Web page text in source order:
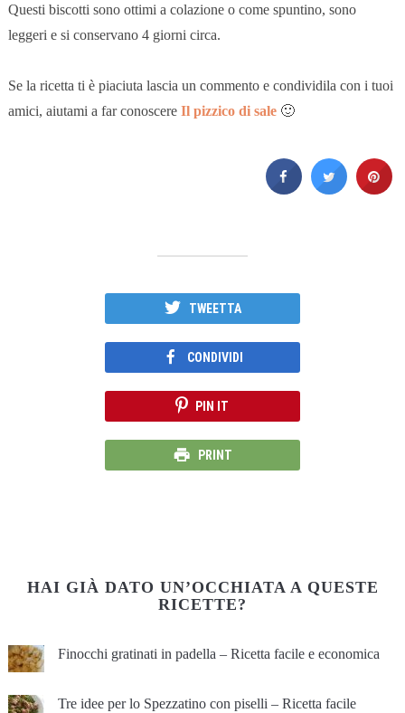
Questi biscotti sono ottimi a colazione o come spuntino, sono
leggeri e si conservano 4 giorni circa.
Se la ricetta ti è piaciuta lascia un commento e condividila con i tuoi
amici, aiutami a far conoscere Il pizzico di sale🙂
TWEETTA
CONDIVIDI
PIN IT
PRINT
HAI GIÀ DATO UN’OCCHIATA A QUESTE
RICETTE?
Finocchi gratinati in padella – Ricetta facile e economica
Tre idee per lo Spezzatino con piselli – Ricetta facile